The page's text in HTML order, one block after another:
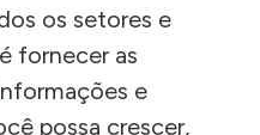
os setores e
fornecer as
e
possa crescer,